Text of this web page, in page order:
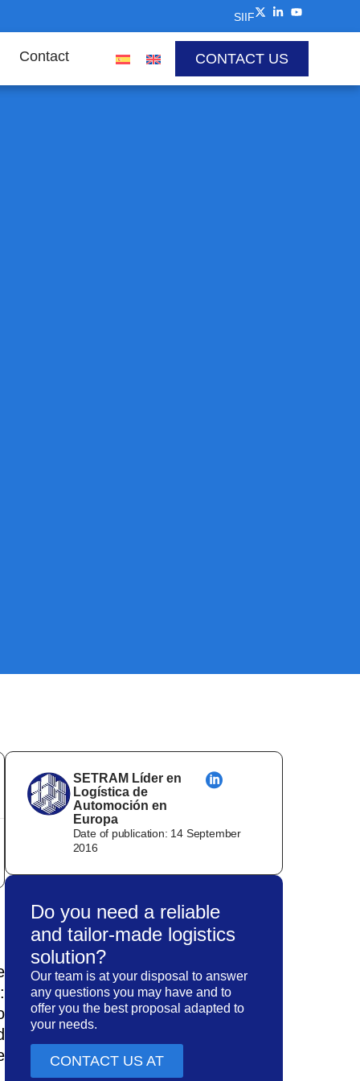
SIIF
Contact CONTACT US
SETRAM Líder en
Logística de
Automoción en
Europa
Date of publication: 14 September
2016
Do you need a reliable
and tailor-made logistics
solution?
Our team is at your disposal to answer
any questions you may have and to
offer you the best proposal adapted to
your needs.
CONTACT US AT